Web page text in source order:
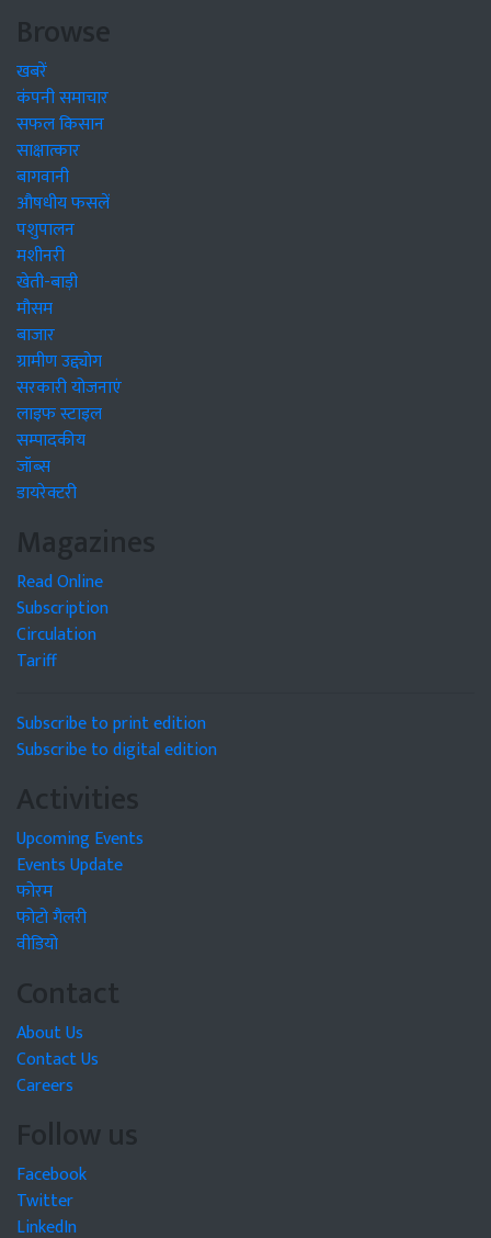
Browse
खबरें
कंपनी समाचार
सफल किसान
साक्षात्कार
बागवानी
औषधीय फसलें
पशुपालन
मशीनरी
खेती-बाड़ी
मौसम
बाजार
ग्रामीण उद्द्योग
सरकारी योजनाएं
लाइफ स्टाइल
सम्पादकीय
जॉब्स
डायरेक्टरी
Magazines
Read Online
Subscription
Circulation
Tariff
Subscribe to print edition
Subscribe to digital edition
Activities
Upcoming Events
Events Update
फोरम
फोटो गैलरी
वीडियो
Contact
About Us
Contact Us
Careers
Follow us
Facebook
Twitter
LinkedIn